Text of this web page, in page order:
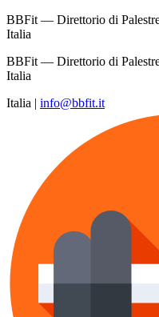
BBFit — Direttorio di
Italia
BBFit — Direttorio di
Italia
Italia | info@bbfit.it